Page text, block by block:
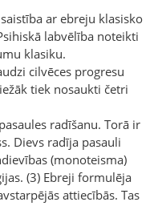
ar ebreju klasisko
labvēlība noteikti
klasiku.
cilvēces progresu
tiek nosaukti četri
radīšanu. Torā ir
Dievs radīja pasauli
(monoteisma)
(3) Ebreji formulēja
attiecībās. Tas